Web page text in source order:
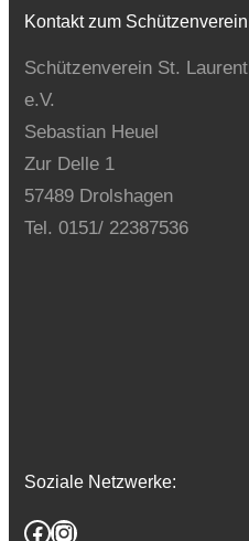
Kontakt zum
Schützenverein St.
e.V.
Sebastian Heuel
Zur Delle 1
57489 Drolshagen
Tel. 0151/ 22387536
Soziale Netzwerke:
Facebook Instagram